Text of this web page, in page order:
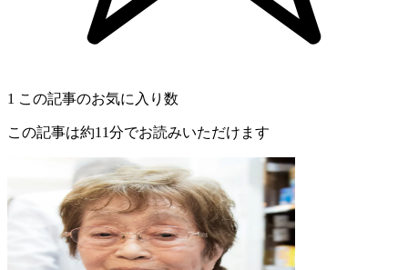
1 この記事のお気に入り数
この記事は約11分でお読みいただけます